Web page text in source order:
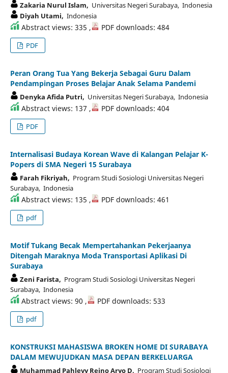
Zakaria Nurul Islam, Universitas Negeri Surabaya, Indonesia
Diyah Utami, Indonesia
Abstract views: 335 , PDF downloads: 484
PDF
Peran Orang Tua Yang Bekerja Sebagai Guru Dalam
Pendampingan Proses Belajar Anak Selama Pandemi
Denyka Afida Putri, Universitas Negeri Surabaya, Indonesia
Abstract views: 137 , PDF downloads: 404
PDF
Internalisasi Budaya Korean Wave di Kalangan Pelajar K-
Popers di SMA Negeri 15 Surabaya
Farah Fikriyah, Program Studi Sosiologi Universitas Negeri
Surabaya, Indonesia
Abstract views: 135 , PDF downloads: 461
pdf
Motif Tukang Becak Mempertahankan Pekerjaanya
Ditengah Maraknya Moda Transportasi Aplikasi Di
Surabaya
Zeni Farista, Program Studi Sosiologi Universitas Negeri
Surabaya, Indonesia
Abstract views: 90 , PDF downloads: 533
pdf
KONSTRUKSI MAHASISWA BROKEN HOME DI SURABAYA
DALAM MEWUJUDKAN MASA DEPAN BERKELUARGA
Muhammad Pahlevy Reino Aryo D, Program Studi Sosiologi